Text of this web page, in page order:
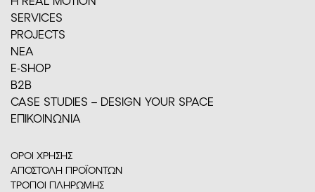
SERVICES
PROJECTS
ΝΕΑ
E-SHOP
Β2Β
CASE STUDIES – DESIGN YOUR SPACE
ΕΠΙΚΟΙΝΩΝΙΑ
ΟΡΟΙ ΧΡΗΣΗΣ
ΑΠΟΣΤΟΛΗ ΠΡΟΪΟΝΤΩΝ
ΤΡΟΠΟΙ ΠΛΗΡΩΜΗΣ